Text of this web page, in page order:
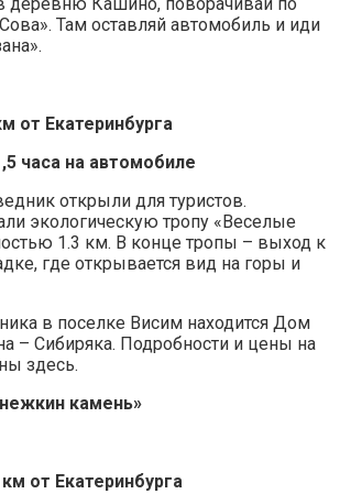
Там оставляй автомобиль и иди
от Екатеринбурга
часа на автомобиле
открыли для туристов.
экологическую тропу «Веселые
1.3 км. В конце тропы – выход к
где открывается вид на горы и
в поселке Висим находится Дом
– Сибиряка. Подробности и цены на
здесь.
камень»
от Екатеринбурга